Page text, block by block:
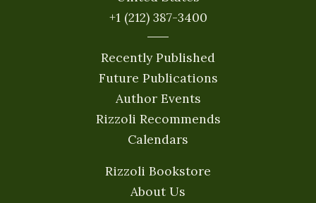
+1 (212) 387-3400
Recently Published
Future Publications
Author Events
Rizzoli Recommends
Calendars
Rizzoli Bookstore
About Us